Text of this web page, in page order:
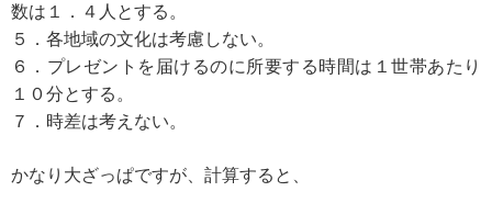
数は１．４人とする。
５．各地域の文化は考慮しない。
６．プレゼントを届けるのに所要する時間は１世帯あたり
１０分とする。
７．時差は考えない。
かなり大ざっぱですが、計算すると、